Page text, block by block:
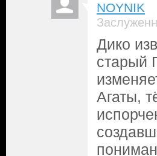
NOYNIK
Дико
старый
Агаты,